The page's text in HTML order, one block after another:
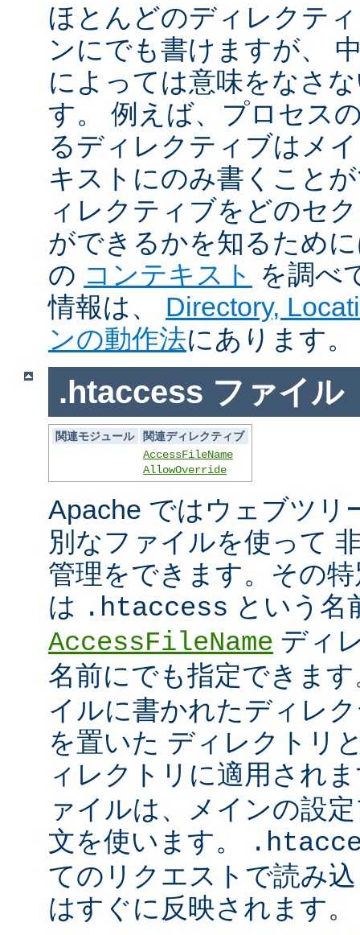
ほとんどのディレクテ
ンにでも書けますが、
によっては意味をなさ
す。 例えば、プロセス
るディレクティブはメ
キストにのみ書くこと
ィレクティブをどのセ
ができるかを知るため
の コンテキスト を調べ
情報は、 Directory,
ンの動作法にあります。
.htaccess ファイル
関連モジュール
関連ディレクティブ
AccessFileName
AllowOverride
Apache ではウェブツリ
別なファイルを使って
管理をできます。その
は .htaccess という名
AccessFileName ディ
名前にでも指定できま
イルに書かれたディレ
を置いた ディレクトリ
ィレクトリに適用され
ァイルは、メインの設
文を使います。
てのリクエストで読み
はすぐに反映されます。